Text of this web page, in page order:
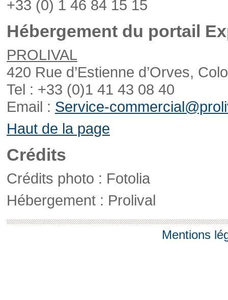
+33 (0) 1 46 84 15 15
Hébergement du portail
PROLIVAL
420 Rue d’Estienne d’Orves,
Tel : +33 (0)1 41 43 08 40
Email : Service-
Haut de la page
Crédits
Crédits photo : Fotolia
Hébergement : Prolival
Mentions